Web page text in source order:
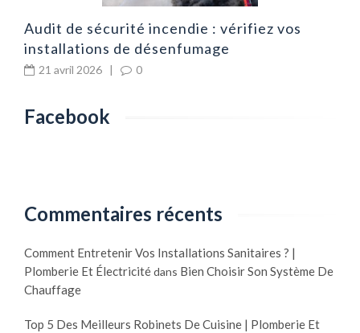
Audit de sécurité incendie : vérifiez vos
installations de désenfumage
21 avril 2026 | 0
Facebook
Commentaires récents
Comment Entretenir Vos Installations Sanitaires ? |
Plomberie Et Électricitédans Bien Choisir Son Système De
Chauffage
Top 5 Des Meilleurs Robinets De Cuisine | Plomberie Et